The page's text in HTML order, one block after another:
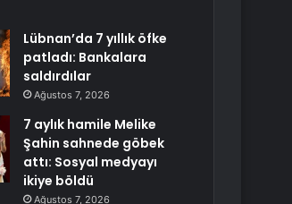
Lübnan’da 7 yıllık öfke
patladı: Bankalara
saldırdılar
Ağustos 7, 2026
7 aylık hamile Melike
Şahin sahnede göbek
attı: Sosyal medyayı
ikiye böldü
Ağustos 7, 2026